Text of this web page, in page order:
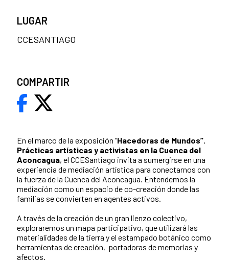
En el marco de la exposición "Hacedoras de Mundos”.
Prácticas artísticas y activistas en la Cuenca del
Aconcagua, el CCESantiago invita a sumergirse en una
experiencia de mediación artística para conectarnos con
la fuerza de la Cuenca del Aconcagua. Entendemos la
mediación como un espacio de co-creación donde las
familias se convierten en agentes activos.
A través de la creación de un gran lienzo colectivo,
exploraremos un mapa participativo, que utilizará las
materialidades de la tierra y el estampado botánico como
herramientas de creación, portadoras de memorias y
afectos.
LUGAR
CCESANTIAGO
COMPARTIR